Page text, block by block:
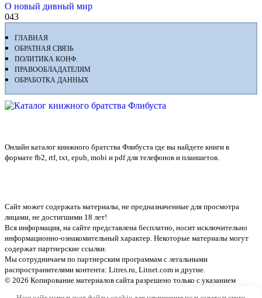
О новый дивный мир
043
ГЛАВНАЯ
ОБРАТНАЯ СВЯЗЬ
ПОЛИТИКА КОНФ.
ПРАВООБЛАДАТЕЛЯМ
ОБРАБОТКА ДАННЫХ
Онлайн каталог книжного братства Флибуста где вы найдете книги в
формате fb2, rtf, txt, epub, mobi и pdf для телефонов и планшетов.
Сайт может содержать материалы, не предназначенные для просмотра
лицами, не достигшими 18 лет!
Вся информация, на сайте представлена бесплатно, носит исключительно
информационно-ознакомительный характер. Некоторые материалы могут
содержат партнерские ссылки.
Мы сотрудничаем по партнерским программам с легальными
распространителями контента: Litres.ru, Litnet.com и другие.
© 2026 Копирование материалов сайта разрешено только с указанием